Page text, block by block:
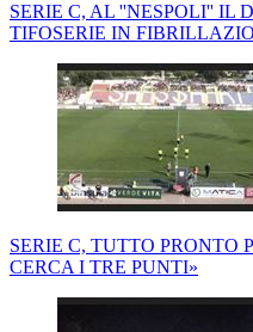
SERIE C, AL ''NESPOLI'' IL
TIFOSERIE IN
SERIE C, TUTTO PRONTO
CERCA I TRE PUNTI»